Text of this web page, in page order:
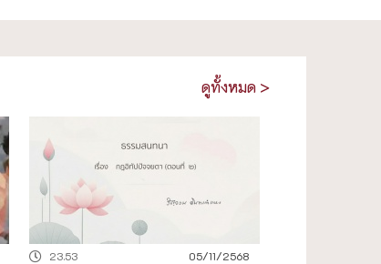
05/11/2568
23.53
ดูทั้งหมด >